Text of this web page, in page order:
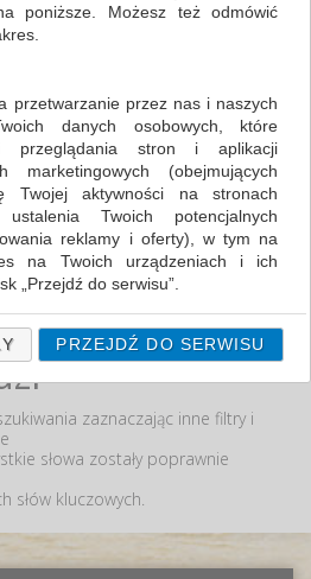
WIĘCEJ
wg przyjętych kryteriów
nie została odnaleziona.
zaznaczając inne filtry i
słowa zostały poprawnie
słów kluczowych.
poniższe. Możesz też odmówić
przetwarzanie przez nas i naszych
danych osobowych, które
przeglądania stron i aplikacji
marketingowych (obejmujących
Twojej aktywności na stronach
Twoich potencjalnych
reklamy i oferty), w tym na
na Twoich urządzeniach i ich
„Przejdź do serwisu”.
lub ograniczyć jej zakres, kliknij
wszelkie informacje o tym jak to
znajdziesz także na podstronie z
od 25 maja 2018.
zalogowanych, ważna jest Państwa
udzieliliście podczas zakładania
jest dobrowolna i można ją w
(rozwiń)
PRZEJDŹ DO SERWISU